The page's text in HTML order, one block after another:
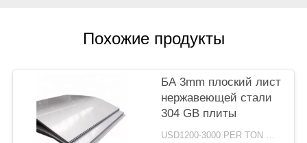
Похожие продукты
БА 3mm плоский лист
нержавеющей стали
304 GB плиты
USD1200-3000 PER TON MOQ:1Ton